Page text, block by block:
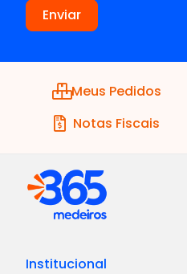
Meus Pedidos
Notas Fiscais
Institucional